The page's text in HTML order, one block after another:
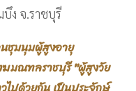
ง จ.ราชบุรี
ชุมนุมผู้สูงอายุ
มณฑลราชบุรี "ผู้สูงวัย